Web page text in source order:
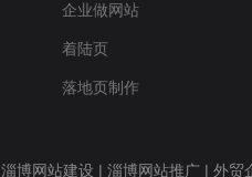
企业做网站
着陆页
落地页制作
淄博网站建设 | 淄博网站推广| 外贸